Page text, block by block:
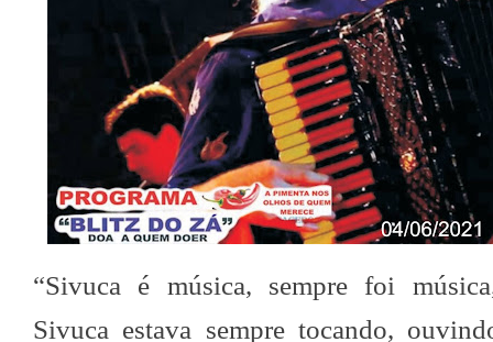
“Sivuca é música, sempre foi
Sivuca estava sempre tocando,